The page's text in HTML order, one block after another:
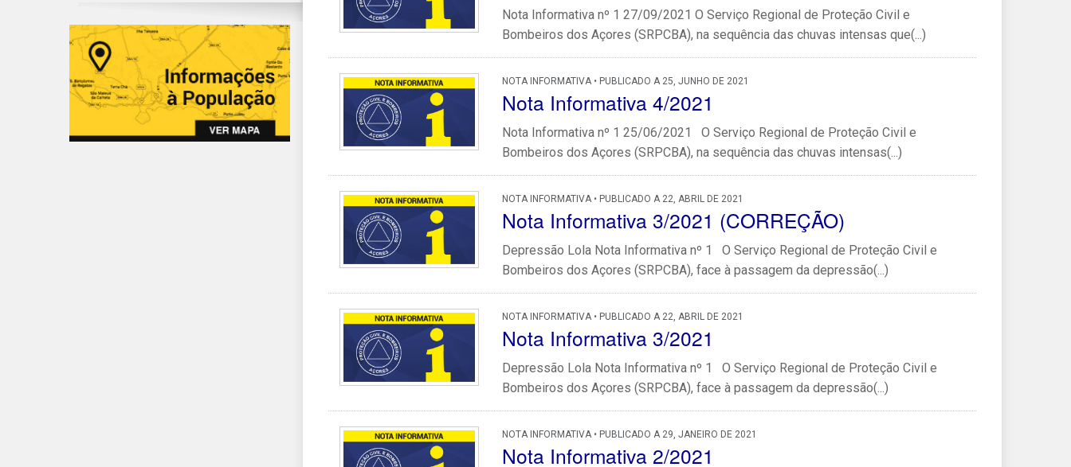
Nota Informativa nº 1 27/09/2021 O Serviço Regional de Proteção Civil e
Bombeiros dos Açores (SRPCBA), na sequência das chuvas intensas que(...)
NOTA INFORMATIVA • PUBLICADO A 25, JUNHO DE 2021
Nota Informativa 4/2021
Nota Informativa nº 1 25/06/2021 O Serviço Regional de Proteção Civil e
Bombeiros dos Açores (SRPCBA), na sequência das chuvas intensas(...)
NOTA INFORMATIVA • PUBLICADO A 22, ABRIL DE 2021
Nota Informativa 3/2021 (CORREÇÃO)
Depressão Lola Nota Informativa nº 1 O Serviço Regional de Proteção Civil e
Bombeiros dos Açores (SRPCBA), face à passagem da depressão(...)
NOTA INFORMATIVA • PUBLICADO A 22, ABRIL DE 2021
Nota Informativa 3/2021
Depressão Lola Nota Informativa nº 1 O Serviço Regional de Proteção Civil e
Bombeiros dos Açores (SRPCBA), face à passagem da depressão(...)
NOTA INFORMATIVA • PUBLICADO A 29, JANEIRO DE 2021
Nota Informativa 2/2021